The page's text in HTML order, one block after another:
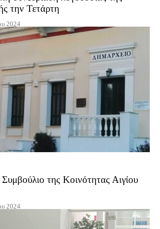
την Τετάρτη
2024
Συμβούλιο της Κοινότητας Αιγίου
2024